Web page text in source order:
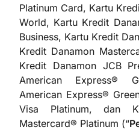
Platinum Card, Kartu
World, Kartu Kredit
Business, Kartu Kredit
Kredit Danamon
Kredit Danamon JCB
American Express®
American Express®
Visa Platinum, dan
Mastercard® Platinum (“